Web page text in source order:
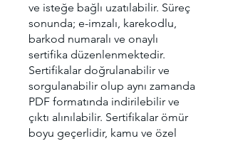
ve isteğe bağlı uzatılabilir. Süreç
sonunda; e-imzalı, karekodlu,
barkod numaralı ve onaylı
sertifika düzenlenmektedir.
Sertifikalar doğrulanabilir ve
sorgulanabilir olup aynı zamanda
PDF formatında indirilebilir ve
çıktı alınılabilir. Sertifikalar ömür
boyu geçerlidir, kamu ve özel